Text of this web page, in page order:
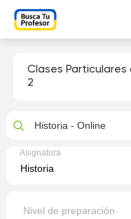
Clases Particulares
2
Historia - Online
Asignatura
Nivel de preparación